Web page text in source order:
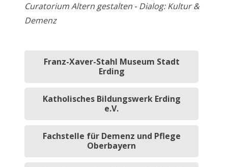
Curatorium Altern gestalten ‑ Dialog: Kultur &
Demenz
Franz-Xaver-Stahl Museum Stadt
Erding
Katholisches Bildungswerk Erding
e.V.
Fachstelle für Demenz und Pflege
Oberbayern